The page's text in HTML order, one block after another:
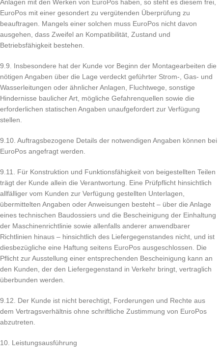
Anlagen mit den Werken von EuroPos haben, so steht es diesem frei,
EuroPos mit einer gesondert zu vergütenden Überprüfung zu
beauftragen. Mangels einer solchen muss EuroPos nicht davon
ausgehen, dass Zweifel an Kompatibilität, Zustand und
Betriebsfähigkeit bestehen.
9.9. Insbesondere hat der Kunde vor Beginn der Montagearbeiten die
nötigen Angaben über die Lage verdeckt geführter Strom-, Gas- und
Wasserleitungen oder ähnlicher Anlagen, Fluchtwege, sonstige
Hindernisse baulicher Art, mögliche Gefahrenquellen sowie die
erforderlichen statischen Angaben unaufgefordert zur Verfügung
stellen.
9.10. Auftragsbezogene Details der notwendigen Angaben können bei
EuroPos angefragt werden.
9.11. Für Konstruktion und Funktionsfähigkeit von beigestellten Teilen
trägt der Kunde allein die Verantwortung. Eine Prüfpflicht hinsichtlich
allfälliger vom Kunden zur Verfügung gestellten Unterlagen,
übermittelten Angaben oder Anweisungen besteht – über die Anlage
eines technischen Baudossiers und die Bescheinigung der Einhaltung
der Maschinenrichtlinie sowie allenfalls anderer anwendbarer
Richtlinien hinaus – hinsichtlich des Liefergegenstandes nicht, und ist
diesbezügliche eine Haftung seitens EuroPos ausgeschlossen. Die
Pflicht zur Ausstellung einer entsprechenden Bescheinigung kann an
den Kunden, der den Liefergegenstand in Verkehr bringt, vertraglich
überbunden werden.
9.12. Der Kunde ist nicht berechtigt, Forderungen und Rechte aus
dem Vertragsverhältnis ohne schriftliche Zustimmung von EuroPos
abzutreten.
10. Leistungsausführung